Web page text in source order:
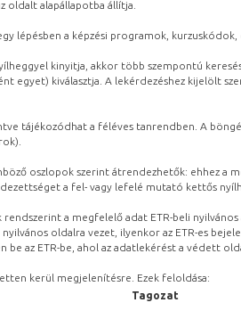
oldalt alapállapotba állítja.
lépésben a képzési programok, kurzuskódok,
kinyitja, akkor több szempontú
kiválasztja. A lekérdezéshez kijelölt
tájékozódhat a féléves tanrendben. A
oszlopok szerint átrendezhetők: ehhez a
a fel- vagy lefelé mutató kettős
a megfelelő adat ETR-beli
oldalra vezet, ilyenkor az ETR-es
be az ETR-be, ahol az adatlekérést a védett
kerül megjelenítésre. Ezek feloldása:
Tagozat